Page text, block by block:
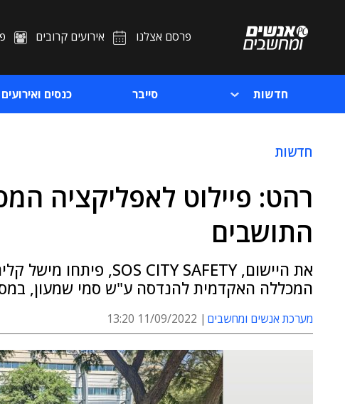
פרסם אצלנו אירועים קרובים
חדשות סייבר כנסים ואירועים
חדשות
רהט: פיילוט לאפליקציה
התושבים
המכללה האקדמית להנדסה ע"ש סמי שמעון,
מערכת אנשים ומחשבים 11/09/2022 13:20